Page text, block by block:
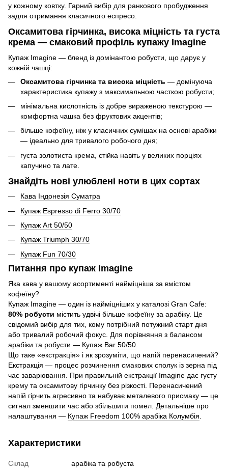
у кожному ковтку. Гарний вибір для ранкового пробудження
задля отримання класичного еспресо.
Оксамитова гірчинка, висока міцність та густа
крема — смаковий профіль купажу Imagine
Купаж Imagine — бленд із домінантою робусти, що дарує у
кожній чашці:
Оксамитова гірчинка та висока міцність — домінуюча
характеристика купажу з максимальною часткою робусти;
мінімальна кислотність із добре вираженою текстурою —
комфортна чашка без фруктових акцентів;
більше кофеїну, ніж у класичних сумішах на основі арабіки
— ідеально для тривалого робочого дня;
густа золотиста крема, стійка навіть у великих порціях
капучино та лате.
Знайдіть нові улюблені ноти в цих сортах
Кава Індонезія Суматра
Купаж Espresso di Ferro 30/70
Купаж Art 50/50
Купаж Triumph 30/70
Купаж Fun 70/30
Питання про купаж Imagine
Яка кава у вашому асортименті найміцніша за вмістом
кофеїну?
Купаж Imagine — один із найміцніших у каталозі Gran Cafe:
80% робусти містить удвічі більше кофеїну за арабіку. Це
свідомий вибір для тих, кому потрібний потужний старт дня
або тривалий робочий фокус. Для порівняння з балансом
арабіки та робусти — Купаж Bar 50/50
Що таке «екстракція» і як зрозуміти, що напій перенасичений?
Екстракція — процес розчинення смакових сполук із зерна під
час заварювання. При правильній екстракції Imagine дає густу
крему та оксамитову гірчинку без різкості. Перенасичений
напій гірчить агресивно та набуває металевого присмаку — це
сигнал зменшити час або збільшити помел. Детальніше про
налаштування — Купаж Freedom 100% арабіка Колумбія
Характеристики
Склад
арабіка та робуста